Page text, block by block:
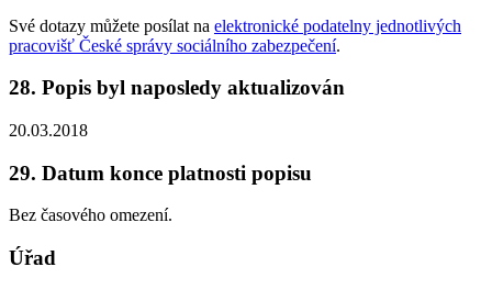
Své dotazy můžete posílat na elektronické podatelny jednotlivých
pracovišť České správy sociálního zabezpečení.
28. Popis byl naposledy aktualizován
20.03.2018
29. Datum konce platnosti popisu
Bez časového omezení.
Úřad